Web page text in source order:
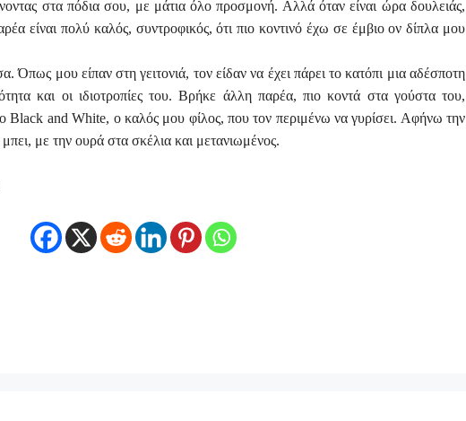
στα πόδια σου, με μάτια όλο προσμονή. Αλλά όταν είναι ώρα δουλειάς,
είναι πολύ καλός, συντροφικός, ότι πιο κοντινό έχω σε έμβιο ον δίπλα μου
Όπως μου είπαν στη γειτονιά, τον είδαν να έχει πάρει το κατόπι μια αδέσποτη
και οι ιδιοτροπίες του. Βρήκε άλλη παρέα, πιο κοντά στα γούστα του,
οBlack and White, ο καλός μου φίλος, που τον περιμένω να γυρίσει. Αφήνω την
με την ουρά στα σκέλια και μετανιωμένος.